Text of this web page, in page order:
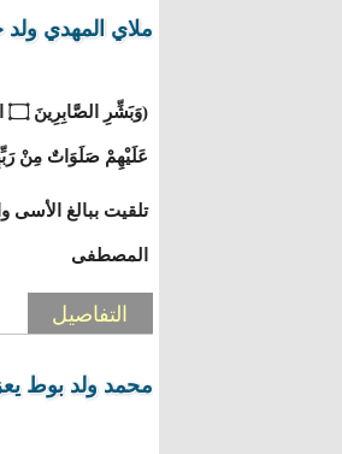
ملاي المهدي
عَلَيْهِمْ صَلَوَاتٌ مِنْ
تلقيت ببالغ الأسى
المصطفى
التفاصيل
محمد ولد بوط